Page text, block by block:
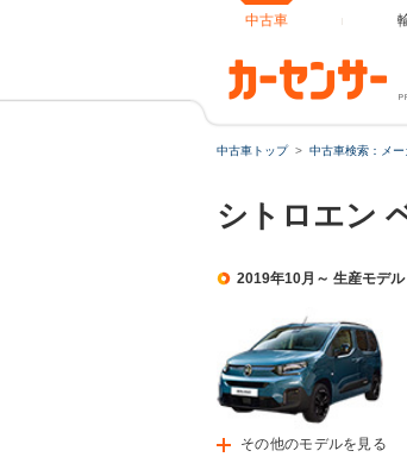
中古車
中古車トップ 中古車検索：メ
シトロエン
2019年10月～ 生産モデル
その他のモデルを見る